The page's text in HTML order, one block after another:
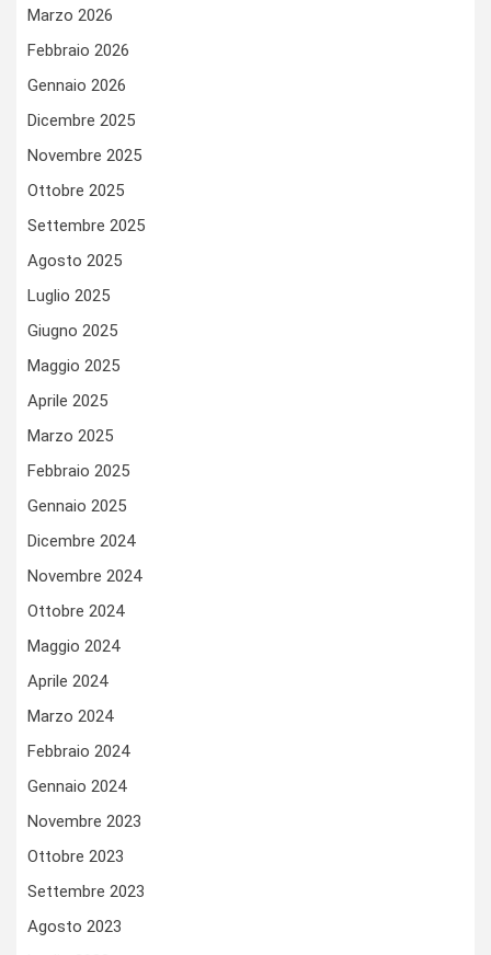
Marzo 2026
Febbraio 2026
Gennaio 2026
Dicembre 2025
Novembre 2025
Ottobre 2025
Settembre 2025
Agosto 2025
Luglio 2025
Giugno 2025
Maggio 2025
Aprile 2025
Marzo 2025
Febbraio 2025
Gennaio 2025
Dicembre 2024
Novembre 2024
Ottobre 2024
Maggio 2024
Aprile 2024
Marzo 2024
Febbraio 2024
Gennaio 2024
Novembre 2023
Ottobre 2023
Settembre 2023
Agosto 2023